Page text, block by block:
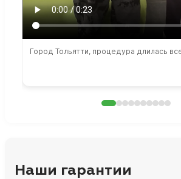
Город Тольятти, процедура длилась
Наши гарантии